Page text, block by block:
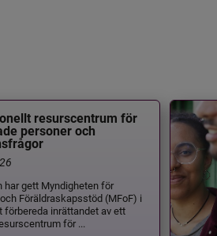
resurscentrum för
personer och
har gett Myndigheten för
Föräldraskapsstöd (MFoF) i
förbereda inrättandet av ett
för ...